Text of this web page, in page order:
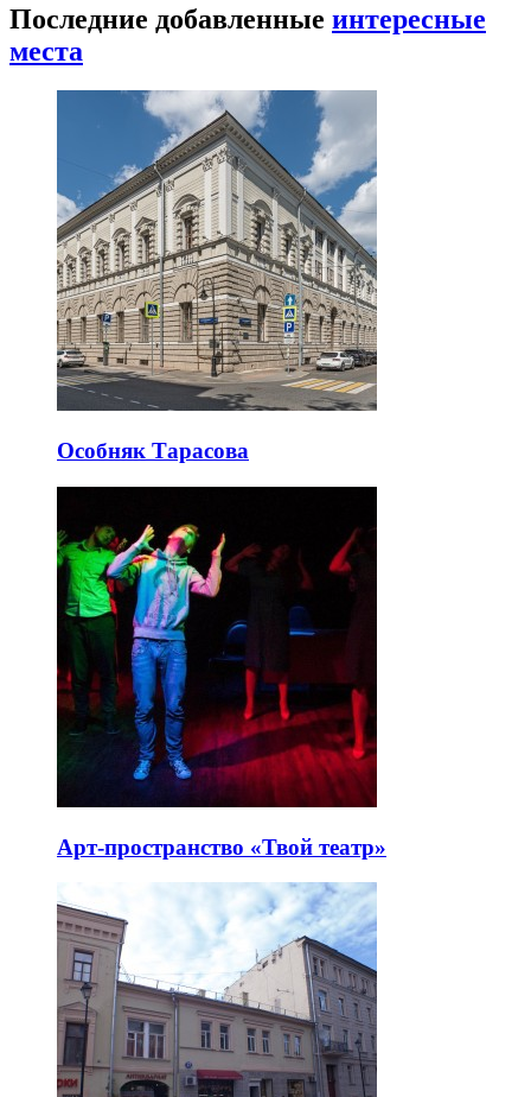
Последние добавленные интересные
места
Особняк Тарасова
Арт-пространство «Твой театр»